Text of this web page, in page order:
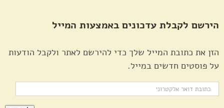
הירשם לקבלת עדכונים באמצעות המייל
הזן את כתובת המייל שלך כדי להירשם לאתר ולקבל הודעות
על פוסטים חדשים במייל.
כתובת